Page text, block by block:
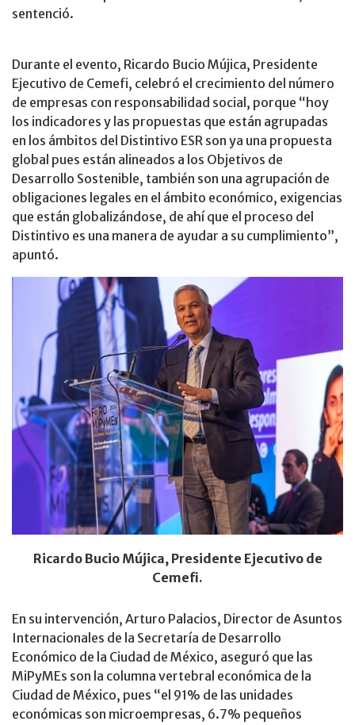
sentenció.
Durante el evento, Ricardo Bucio Mújica, Presidente
Ejecutivo de Cemefi, celebró el crecimiento del número
de empresas con responsabilidad social, porque “hoy
los indicadores y las propuestas que están agrupadas
en los ámbitos del Distintivo ESR son ya una propuesta
global pues están alineados a los Objetivos de
Desarrollo Sostenible, también son una agrupación de
obligaciones legales en el ámbito económico, exigencias
que están globalizándose, de ahí que el proceso del
Distintivo es una manera de ayudar a su cumplimiento”,
apuntó.
Ricardo Bucio Mújica, Presidente Ejecutivo de
Cemefi.
En su intervención, Arturo Palacios, Director de Asuntos
Internacionales de la Secretaría de Desarrollo
Económico de la Ciudad de México, aseguró que las
MiPyMEs son la columna vertebral económica de la
Ciudad de México, pues “el 91% de las unidades
económicas son microempresas, 6.7% pequeños